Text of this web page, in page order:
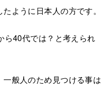
ように日本人の方です。
ら40代では？と考えられ
般人のため見つける事は